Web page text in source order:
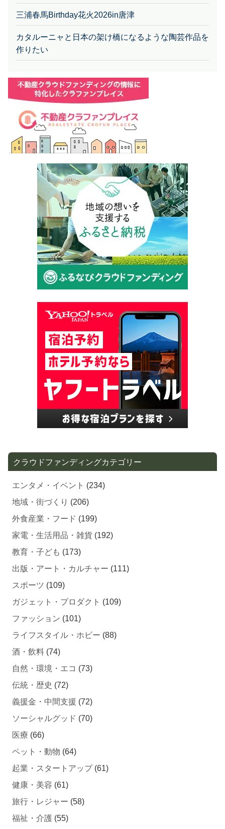
カタルーニャと日本の架け橋になるような陶芸作品を
作りたい
エンタメ・イベント(234)
地域・街づくり(206)
外食産業・フード(199)
家電・生活用品・雑貨(192)
教育・子ども(173)
出版・アート・カルチャー
スポーツ (109)
ガジェット・プロダクト
ファッション (101)
ライフスタイル・ホビー
酒・飲料 (74)
自然・環境・エコ
伝統・歴史 (72)
義援金・中間支援
ソーシャルグッド (70)
医療(66)
ペット・動物
起業・スタートアップ
健康・美容 (61)
旅行・レジャー
福祉・介護(55)
融資・投資 (47)